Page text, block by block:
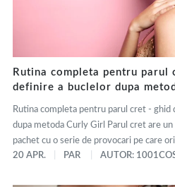
Rutina completa pentru
definire a buclelor dupa
Rutina completa pentru parul cret -
dupa metoda Curly Girl Parul cret are
pachet cu o serie de provocari pe care
20 APR.
PAR AUTOR: